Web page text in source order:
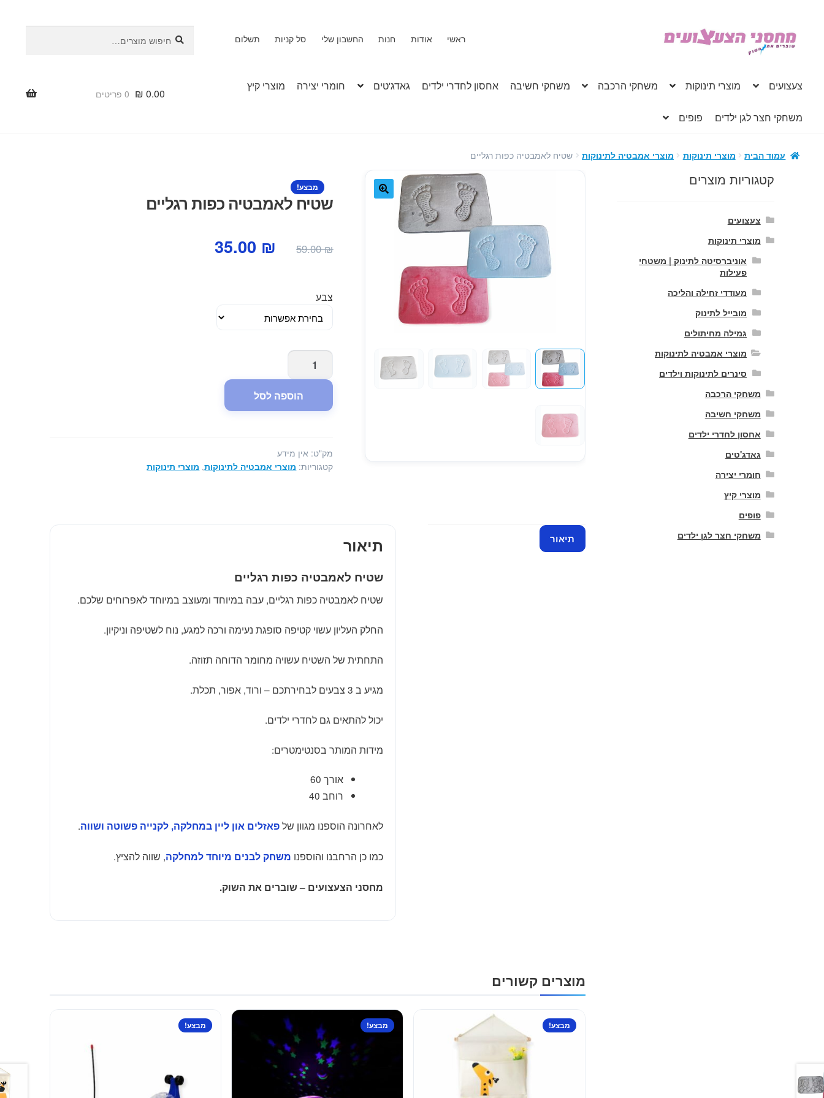
דלג
לניווט
לדלג
לתוכן
ראשי אודות חנות החשבון שלי סל קניות תשלום
עבור:
צעצועים מוצרי תינוקות משחקי הרכבה משחקי חשיבה אחסון לחדרי ילדים גאדג'טים חומרי יצירה מוצרי קיץ
משחקי חצר לגן ילדים פופים
0.00
₪ 0 פריטים
עמוד הבית מוצרי תינוקות מוצרי אמבטיה לתינוקות שטיח לאמבטיה כפות רגליים
מבצע!
שטיח לאמבטיה כפות רגליים
59.00₪
המחיר35.00 ₪
המחיר
צבע
כמות
שטיח
לאמבטיה
הוספה לסל
מק"ט: אין מידע
קטגוריות: מוצרי אמבטיה לתינוקות, מוצרי תינוקות
תיאור תיאור
שטיח לאמבטיה כפות רגליים
שטיח לאמבטיה כפות רגליים, עבה במיוחד ומעוצב במיוחד לאפרוחים שלכם.
החלק העליון עשוי קטיפה סופגת נעימה ורכה למגע, נוח לשטיפה וניקיון.
התחתית של השטיח עשויה מחומר הדוחה תזוזה.
מגיע ב 3 צבעים לבחירתכם – ורוד, אפור, תכלת.
יכול להתאים גם לחדרי ילדים.
מידות המותר בסנטימטרים:
אורך 60
רוחב 40
לאחרונה הוספנו מגוון שלפאזלים און ליין במחלקה, לקנייה פשוטה ושווה.
כמו כן הרחבנו והוספנו משחק לבנים מיוחד למחלקה, שווה להציץ.
מחסני הצעצועים – שוברים את השוק.
מוצרים קשורים
מבצע! מבצע! מבצע!
למוצר
קטגוריות מוצרים
צעצועים
מוצרי תינוקות
אוניברסיטה לתינוק | משטחי
פעילות
מעודדי זחילה והליכה
מובייל לתינוק
גמילה מחיתולים
מוצרי אמבטיה לתינוקות
סינרים לתינוקות וילדים
משחקי הרכבה
משחקי חשיבה
אחסון לחדרי ילדים
גאדג'טים
חומרי יצירה
מוצרי קיץ
פופים
משחקי חצר לגן ילדים